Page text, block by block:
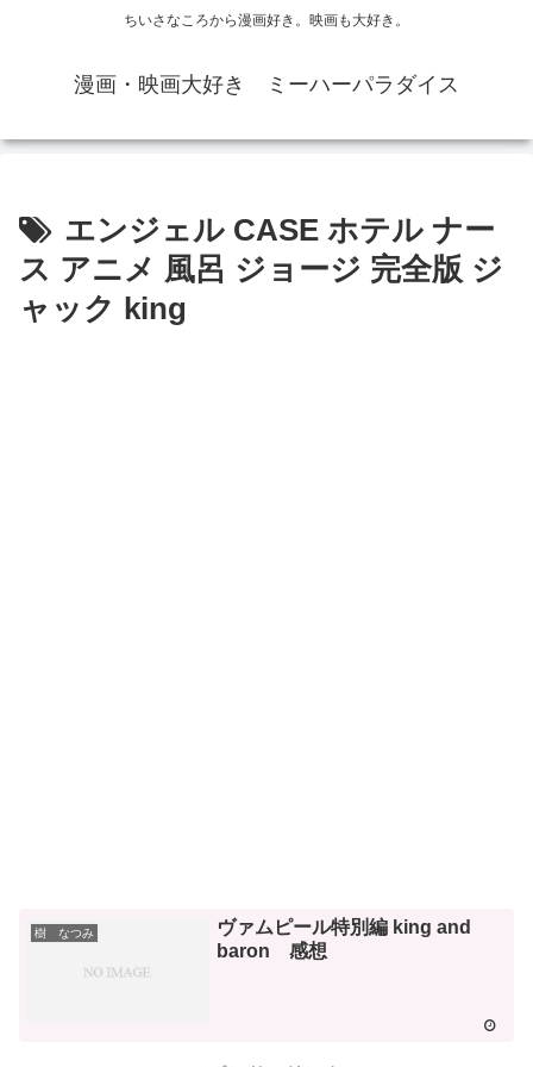
ちいさなころから漫画好き。映画も大好き。
漫画・映画大好き ミーハーパラダイス
エンジェル CASE ホテル ナー
ス アニメ 風呂 ジョージ 完全版 ジ
ャック king
樹 なつみ
ヴァムピール特別編 king and
baron 感想